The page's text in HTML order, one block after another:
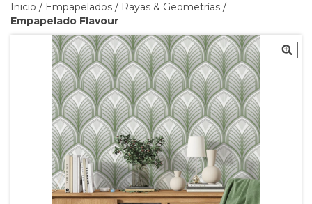
Inicio / Empapelados / Rayas & Geometrías /
Empapelado Flavour